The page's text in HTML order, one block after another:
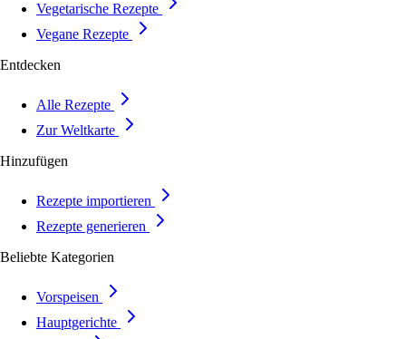
Vegetarische Rezepte
Vegane Rezepte
Entdecken
Alle Rezepte
Zur Weltkarte
Hinzufügen
Rezepte importieren
Rezepte generieren
Beliebte Kategorien
Vorspeisen
Hauptgerichte